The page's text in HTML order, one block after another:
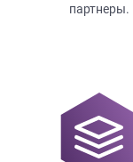
партнеры.